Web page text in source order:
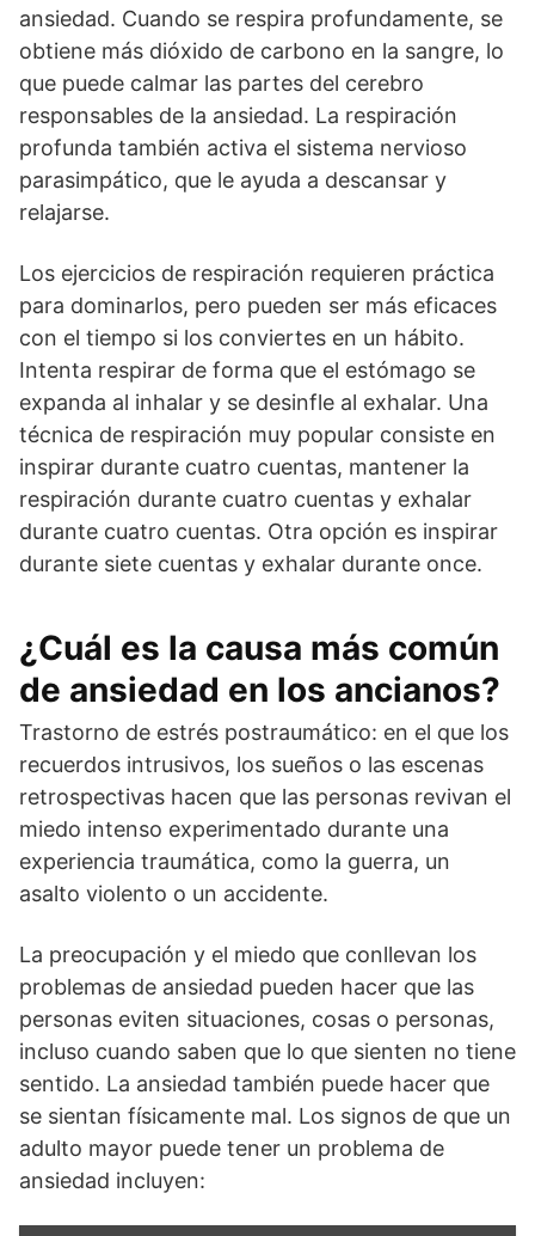
ansiedad. Cuando se respira profundamente, se
obtiene más dióxido de carbono en la sangre, lo
que puede calmar las partes del cerebro
responsables de la ansiedad. La respiración
profunda también activa el sistema nervioso
parasimpático, que le ayuda a descansar y
relajarse.
Los ejercicios de respiración requieren práctica
para dominarlos, pero pueden ser más eficaces
con el tiempo si los conviertes en un hábito.
Intenta respirar de forma que el estómago se
expanda al inhalar y se desinfle al exhalar. Una
técnica de respiración muy popular consiste en
inspirar durante cuatro cuentas, mantener la
respiración durante cuatro cuentas y exhalar
durante cuatro cuentas. Otra opción es inspirar
durante siete cuentas y exhalar durante once.
¿Cuál es la causa más común
de ansiedad en los ancianos?
Trastorno de estrés postraumático: en el que los
recuerdos intrusivos, los sueños o las escenas
retrospectivas hacen que las personas revivan el
miedo intenso experimentado durante una
experiencia traumática, como la guerra, un
asalto violento o un accidente.
La preocupación y el miedo que conllevan los
problemas de ansiedad pueden hacer que las
personas eviten situaciones, cosas o personas,
incluso cuando saben que lo que sienten no tiene
sentido. La ansiedad también puede hacer que
se sientan físicamente mal. Los signos de que un
adulto mayor puede tener un problema de
ansiedad incluyen: